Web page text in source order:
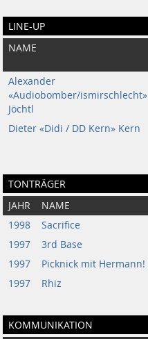
LINE-UP
NAME
Alexander
«Audiobomber/ismirschlecht»
Jöchtl
Dieter «Didi / DD Kern» Kern
TONTRÄGER
JAHR NAME
1998
Sacrifice
1997
3rd Base
1997
Picknick mit Hermann!
1997
Rhiz
KOMMUNIKATION